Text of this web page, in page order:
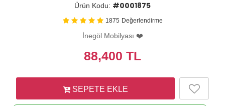
Ürün Kodu: #0001875
1875 Değerlendirme
İnegöl Mobilyası ❤️
88,400 TL
SEPETE EKLE